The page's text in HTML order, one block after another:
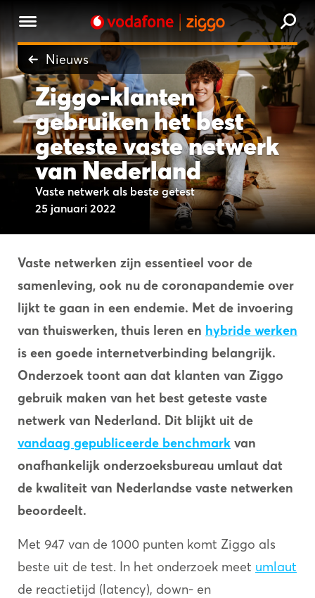
Nieuws
Ziggo-klanten
gebruiken het best
geteste vaste netwerk
van Nederland
Vaste netwerk als beste getest
25 januari 2022
Vaste netwerken zijn essentieel voor de
samenleving, ook nu de coronapandemie over
lijkt te gaan in een endemie. Met de invoering
van thuiswerken, thuis leren en hybride werken
is een goede internetverbinding belangrijk.
Onderzoek toont aan dat klanten van Ziggo
gebruik maken van het best geteste vaste
netwerk van Nederland. Dit blijkt uit de
vandaag gepubliceerde benchmark van
onafhankelijk onderzoeksbureau umlaut dat
de kwaliteit van Nederlandse vaste netwerken
beoordeelt.
Met 947 van de 1000 punten komt Ziggo als
beste uit de test. In het onderzoek meet umlaut
de reactietijd (latency), down- en